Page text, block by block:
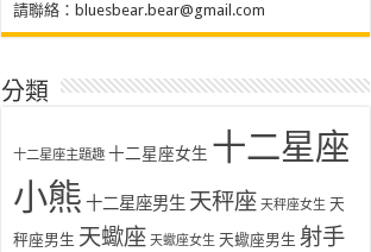
請聯絡： bluesbear.bear@gmail.com
分類
十二星座主題趣 十二星座女生 十二星座
小熊 十二星座男生 天秤座 天秤座女生 天
秤座男生 天蠍座 天蠍座女生 天蠍座男生 射手